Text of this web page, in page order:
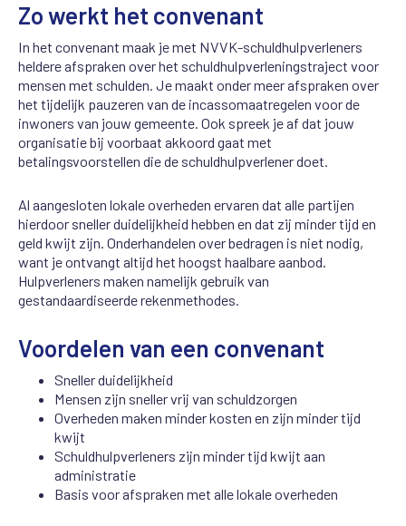
Zo werkt het convenant
In het convenant maak je met NVVK-schuldhulpverleners
heldere afspraken over het schuldhulpverleningstraject voor
mensen met schulden. Je maakt onder meer afspraken over
het tijdelijk pauzeren van de incassomaatregelen voor de
inwoners van jouw gemeente. Ook spreek je af dat jouw
organisatie bij voorbaat akkoord gaat met
betalingsvoorstellen die de schuldhulpverlener doet.
Al aangesloten lokale overheden ervaren dat alle partijen
hierdoor sneller duidelijkheid hebben en dat zij minder tijd en
geld kwijt zijn. Onderhandelen over bedragen is niet nodig,
want je ontvangt altijd het hoogst haalbare aanbod.
Hulpverleners maken namelijk gebruik van
gestandaardiseerde rekenmethodes.
Voordelen van een convenant
Sneller duidelijkheid
Mensen zijn sneller vrij van schuldzorgen
Overheden maken minder kosten en zijn minder tijd
kwijt
Schuldhulpverleners zijn minder tijd kwijt aan
administratie
Basis voor afspraken met alle lokale overheden